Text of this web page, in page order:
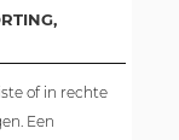
of in rechte
Een